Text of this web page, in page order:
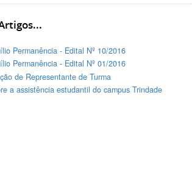
Permanência - Edital Nº 10/2016
Permanência - Edital Nº 01/2016
de Representante de Turma
a assistência estudantil do campus Trindade